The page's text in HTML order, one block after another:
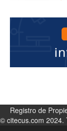
Registro de
© citecus.com 2024.